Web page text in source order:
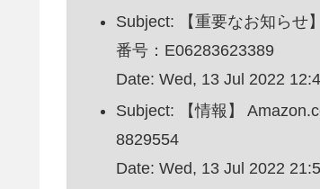
Subject: 【重要なお知らせ
番号：E06283623389
Date: Wed, 13 Jul 2022
Subject: 【情報】
8829554
Date: Wed, 13 Jul 2022